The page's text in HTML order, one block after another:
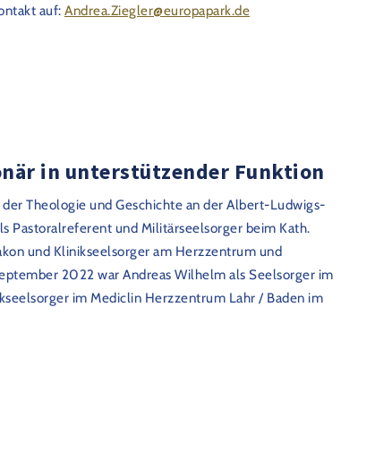
auf: Andrea.Ziegler@europapark.de
in unterstützender Funktion
Theologie und Geschichte an der Albert-Ludwigs-
Pastoralreferent und Militärseelsorger beim Kath.
und Klinikseelsorger am Herzzentrum und
2022 war Andreas Wilhelm als Seelsorger im
im Mediclin Herzzentrum Lahr / Baden im